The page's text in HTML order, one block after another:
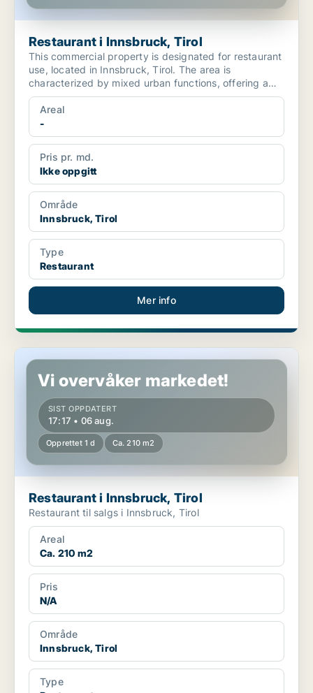
Restaurant i Innsbruck, Tirol
This commercial property is designated for restaurant
use, located in Innsbruck, Tirol. The area is
characterized by mixed urban functions, offering a
variet...
Areal
-
Pris pr. md.
Ikke oppgitt
Område
Innsbruck, Tirol
Type
Restaurant
Mer info
Restaurant i Innsbruck, Tirol
Vi overvåker markedet!
SIST OPPDATERT
17:17 • 06 aug.
Opprettet 1 d Ca. 210 m2
Restaurant i Innsbruck, Tirol
Restaurant til salgs i Innsbruck, Tirol
Areal
Ca. 210 m2
Pris
N/A
Område
Innsbruck, Tirol
Type